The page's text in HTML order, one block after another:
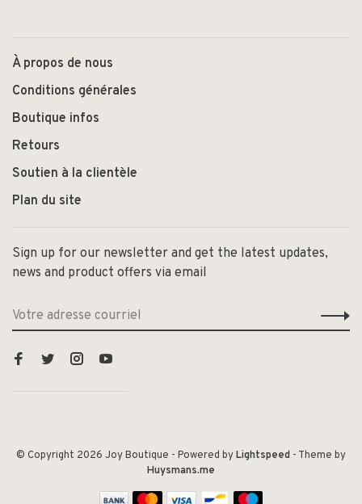
À propos de nous
Conditions générales
Boutique infos
Retours
Soutien à la clientèle
Plan du site
Sign up for our newsletter and get the latest updates,
news and product offers via email
© Copyright 2026 Joy Boutique - Powered byLightspeed - Theme by
Huysmans.me